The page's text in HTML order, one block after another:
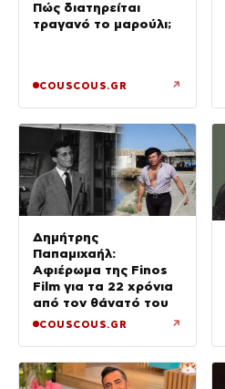
Πώς διατηρείται
τραγανό το μαρούλι;
COUSCOUS.GR ↗
Δημήτρης
Παπαμιχαήλ:
Αφιέρωμα της Finos
Film για τα 22 χρόνια
από τον θάνατό του
COUSCOUS.GR ↗